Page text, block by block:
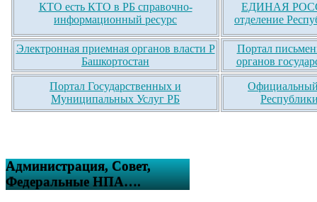
КТО есть КТО в РБ справочно-
информационный ресурс
ЕДИНАЯ
отделение
Электронная приемная органов власти Р
Башкортостан
Портал
органов
Портал Государственных и
Муниципальных Услуг РБ
Официальный
Администрация, Совет,
Федеральные НПА….